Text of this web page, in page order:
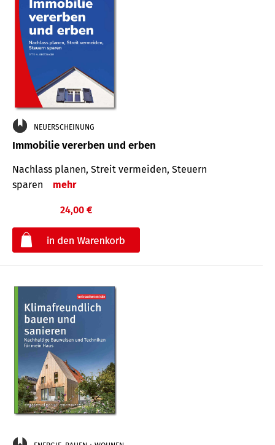
NEUERSCHEINUNG
Immobilie vererben und erben
Nachlass planen, Streit vermeiden, Steuern
sparen
mehr
24,00 €